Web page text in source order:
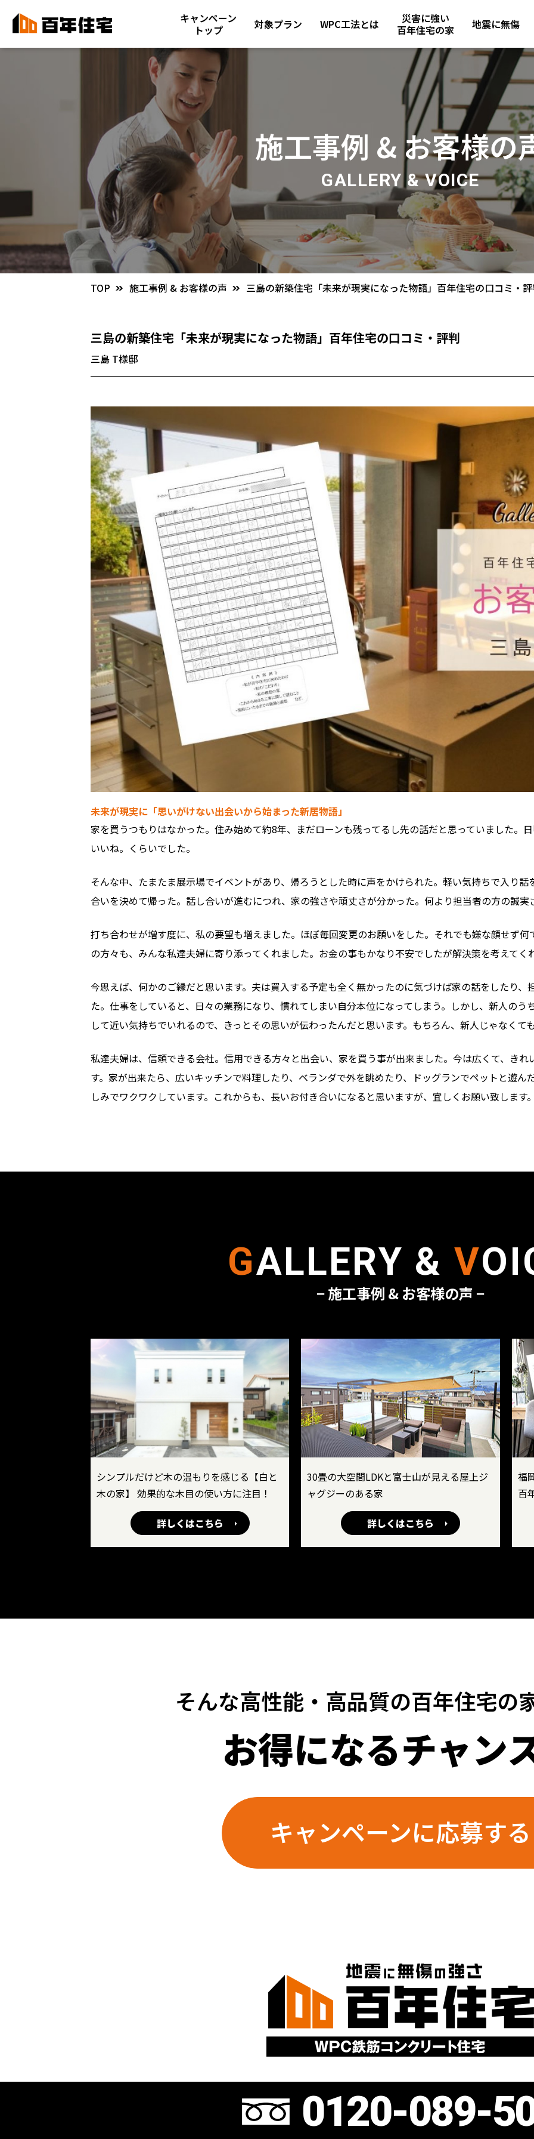
キャンペーン
トップ
対象プラン WPC工法とは
災害に強い
百年住宅の家
地震に無傷
施工事例 & お客様の
GALLERY & VOICE
TOP 施工事例 & お客様の声 三島の新築住宅「未来が現実になった物語」百年住宅の口コミ・
三島の新築住宅「未来が現実になった物語」百年住宅の口コミ・評判
三島 T様邸
未来が現実に「思いがけない出会いから始まった新居物語」
家を買うつもりはなかった。住み始めて約8年、まだローンも残ってるし先の話だと思っていました。
いいね。くらいでした。
そんな中、たまたま展示場でイベントがあり、帰ろうとした時に声をかけられた。軽い気持ちで入り
合いを決めて帰った。話し合いが進むにつれ、家の強さや頑丈さが分かった。何より担当者の方の誠
打ち合わせが増す度に、私の要望も増えました。ほぼ毎回変更のお願いをした。それでも嫌な顔せず
の方々も、みんな私達夫婦に寄り添ってくれました。お金の事もかなり不安でしたが解決策を考えて
今思えば、何かのご縁だと思います。夫は買入する予定も全く無かったのに気づけば家の話をしたり
た。仕事をしていると、日々の業務になり、慣れてしまい自分本位になってしまう。しかし、新人の
して近い気持ちでいれるので、きっとその思いが伝わったんだと思います。もちろん、新人じゃなくて
私達夫婦は、信頼できる会社。信用できる方々と出会い、家を買う事が出来ました。今は広くて、き
す。家が出来たら、広いキッチンで料理したり、ベランダで外を眺めたり、ドッグランでペットと遊ん
しみでワクワクしています。これからも、長いお付き合いになると思いますが、宜しくお願い致します
GALLERY & V
− 施工事例 & お客様の声 −
シンプルだけど木の温もりを感じる【白と
木の家】 効果的な木目の使い方に注目！
詳しくはこちら
30畳の大空間LDKと富士山が見える屋上ジ
ャグジーのある家
詳しくはこちら
福
百
そんな高性能・高品質の百年住宅の
お得になるチャン
キャンペーンに応募する
0120-089-